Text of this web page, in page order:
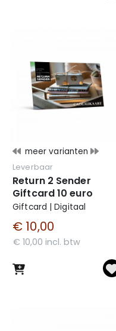
meer varianten
Leverbaar
Return 2 Sender
Giftcard 10 euro
Giftcard | Digitaal
€ 10,00
€ 10,00 incl. btw